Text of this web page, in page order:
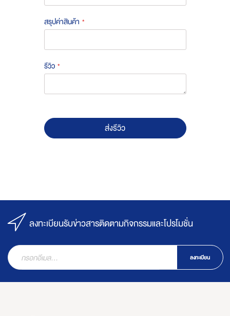
สรุปค่าสินค้า
รีวิว
ส่งรีวิว
ลงทะเบียนรับข่าวสารติดตามกิจกรรมและโปรโมชั่น
ลงทะเบียน